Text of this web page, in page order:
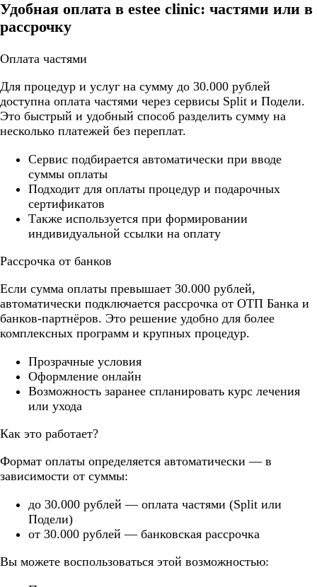
Удобная оплата в estee clinic: частями или в
рассрочку
Оплата частями
Для процедур и услуг на сумму до 30.000 рублей
доступна оплата частями через сервисы Split и Подели.
Это быстрый и удобный способ разделить сумму на
несколько платежей без переплат.
Cервис подбирается автоматически при вводе
суммы оплаты
Подходит для оплаты процедур и подарочных
сертификатов
Также используется при формировании
индивидуальной ссылки на оплату
Рассрочка от банков
Если сумма оплаты превышает 30.000 рублей,
автоматически подключается рассрочка от ОТП Банка и
банков-партнёров. Это решение удобно для более
комплексных программ и крупных процедур.
Прозрачные условия
Оформление онлайн
Возможность заранее спланировать курс лечения
или ухода
Как это работает?
Формат оплаты определяется автоматически — в
зависимости от суммы:
до 30.000 рублей — оплата частями (Split или
Подели)
от 30.000 рублей — банковская рассрочка
Вы можете воспользоваться этой возможностью: